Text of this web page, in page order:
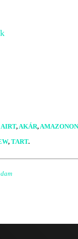
AIRT,AKÁR,AMAZONON
, TART.